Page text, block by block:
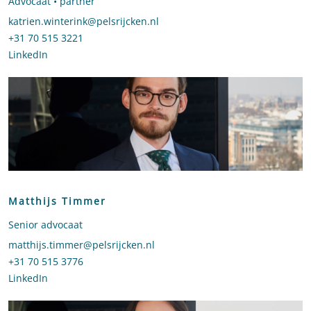
Stuur een e-mail naar Katrien Winterink
katrien.winterink@pelsrijcken.nl
Bel naar Katrien Winterink
+31 70 515 3221
LinkedIn
Matthijs Timmer
Senior advocaat
Stuur een e-mail naar Matthijs Timmer
matthijs.timmer@pelsrijcken.nl
Bel naar Matthijs Timmer
+31 70 515 3776
LinkedIn